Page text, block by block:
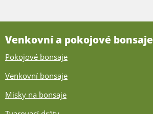
Venkovní a pokojové bonsaje
Pokojové bonsaje
Venkovní bonsaje
Misky na bonsaje